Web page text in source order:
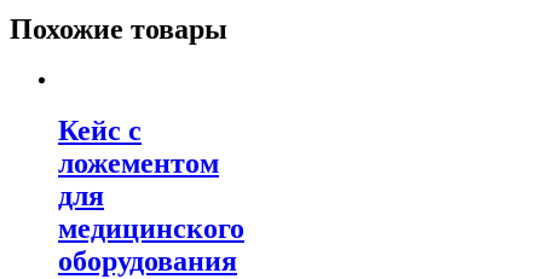
Похожие товары
Кейс с
ложементом
для
медицинского
оборудования